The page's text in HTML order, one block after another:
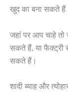
खुद का बना सकते
जहां पर आप चाहे तो
सकते हैं, या फैक्ट्री
सकते हैं।
शादी ब्याह और